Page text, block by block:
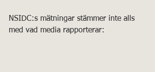
NSIDC:s mätningar stämmer inte alls
med vad media rapporterar: